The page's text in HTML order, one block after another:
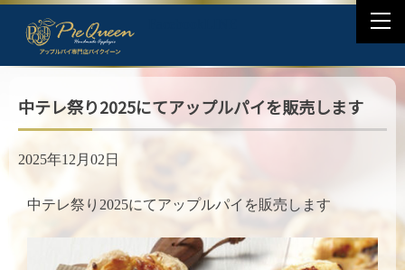
中テレ祭り2025にてアップルパイを販売します
2025年12月02日
中テレ祭り2025にてアップルパイを販売します